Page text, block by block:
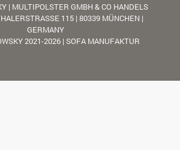
| MULTIPOLSTER GMBH & CO HANDELS
115 | 80339 MÜNCHEN |
GERMANY
2021-2026 | SOFA MANUFAKTUR